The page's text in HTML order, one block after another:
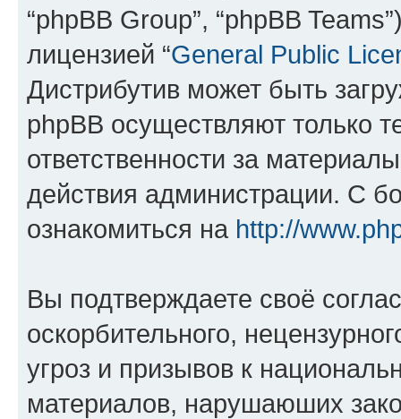
“phpBB Group”, “phpBB
лицензией “General Public
Дистрибутив может быть
phpBB осуществляют только
ответственности за
действия администрации. С
ознакомиться на http://
Вы подтверждаете своё
оскорбительного,
угроз и призывов к
материалов, нарушаюших